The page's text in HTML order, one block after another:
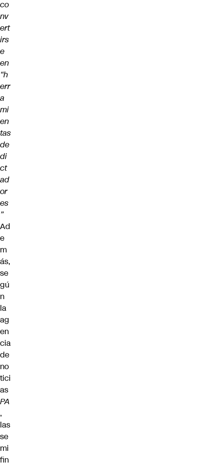
co
nv
ert
irs
e
en
“h
err
a
mi
en
tas
de
di
ct
ad
or
es
”
Ad
e
m
ás,
se
gú
n
la
ag
en
cia
de
no
tici
as
PA
,
las
se
mi
fin